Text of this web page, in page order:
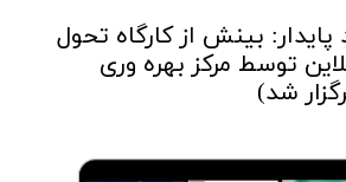
بینش از کارگاه تحول
توسط مرکز بهره وری